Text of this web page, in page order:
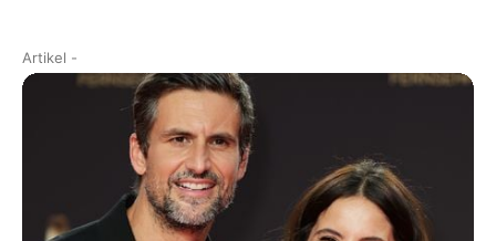
Artikel -